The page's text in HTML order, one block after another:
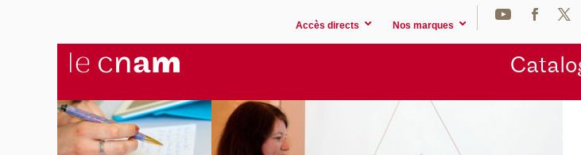
Accès directs Nos marques